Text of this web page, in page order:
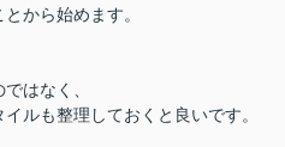
から始めます。
はなく、
ルも整理しておくと良いです。